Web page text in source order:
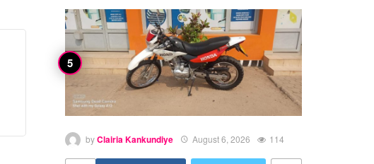
byClairia Kankundiye August 6, 2026 114